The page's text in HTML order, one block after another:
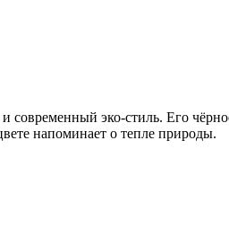
и современный эко‑стиль. Его
напоминает о тепле природы.